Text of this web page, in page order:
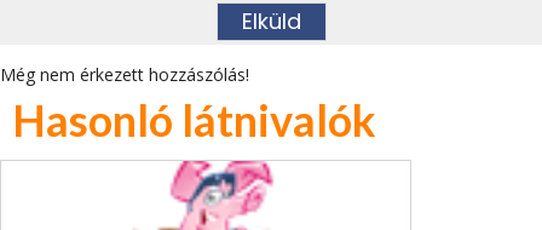
Még nem érkezett hozzászólás!
Hasonló látnivalók